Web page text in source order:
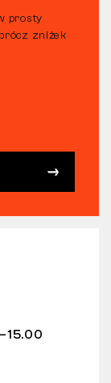
prosty
zniżek